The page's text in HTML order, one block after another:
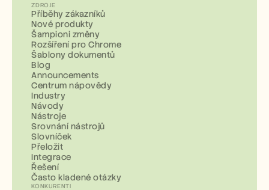
ZDROJE
Příběhy zákazníků
Nové produkty
Šampioni změny
Rozšíření pro Chrome
Šablony dokumentů
Blog
Announcements
Centrum nápovědy
Industry
Návody
Nástroje
Srovnání nástrojů
Slovníček
Přeložit
Integrace
Řešení
Často kladené otázky
KONKURENTI